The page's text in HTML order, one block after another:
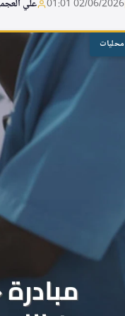
02/06/2026 01:01 علي
محليات